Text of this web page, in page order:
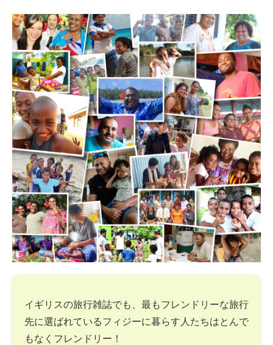
イギリスの旅行雑誌でも、最もフレンドリーな旅行
先に選ばれているフィジーに暮らす人たちはとんで
もなくフレンドリー！